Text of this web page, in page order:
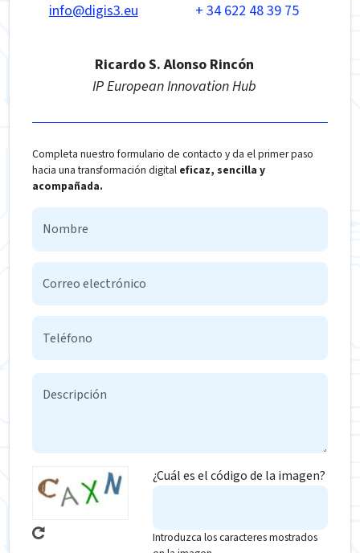
info@digis3.eu + 34 622 48 39 75
Ricardo S. Alonso Rincón
IP European Innovation Hub
Completa nuestro formulario de contacto y da el primer paso
hacia una transformación digital eficaz, sencilla y
acompañada.
¿Cuál es el código de la imagen?
Introduzca los caracteres mostrados